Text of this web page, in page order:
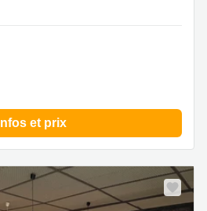
Infos et prix